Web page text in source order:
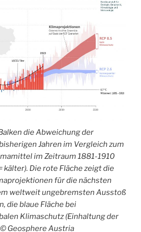
die Abweichung der
Jahren im Vergleich zum
im Zeitraum 1881-1910
kälter). Die rote Fläche zeigt die
für die nächsten
weltweit ungebremsten Ausstoß
die blaue Fläche bei
Klimaschutz (Einhaltung der
Geosphere Austria